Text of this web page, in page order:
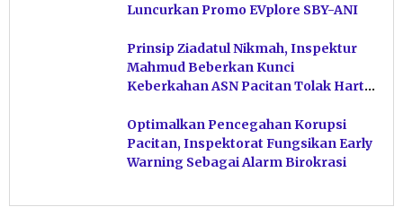
Luncurkan Promo EVplore SBY-ANI
Prinsip Ziadatul Nikmah, Inspektur
Mahmud Beberkan Kunci
Keberkahan ASN Pacitan Tolak Harta
Optimalkan Pencegahan Korupsi
Pacitan, Inspektorat Fungsikan Early
Warning Sebagai Alarm Birokrasi